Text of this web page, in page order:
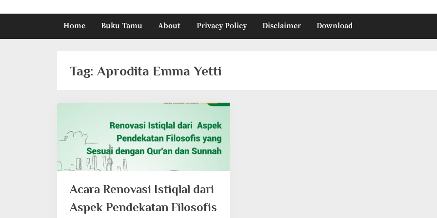
Home Buku Tamu About Privacy Policy Disclaimer Download
Tag: Aprodita Emma Yetti
Acara Renovasi Istiqlal dari
Aspek Pendekatan Filosofis